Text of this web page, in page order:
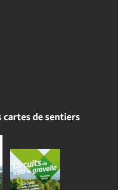
cartes de sentiers